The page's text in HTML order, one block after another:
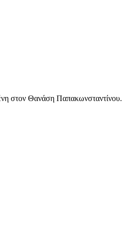
στον Θανάση Παπακωνσταντίνου.